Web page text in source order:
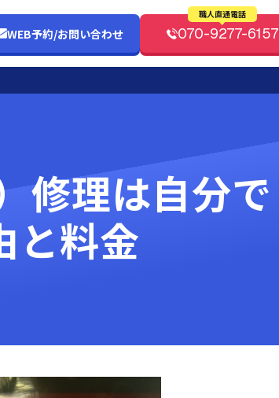
WEB予約/お問い合わせ
職人直通電話
070-9277-6157
修理は自分で
と料金